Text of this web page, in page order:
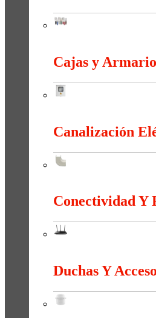
Cajas y
Canalización
Conectividad Y
Duchas Y